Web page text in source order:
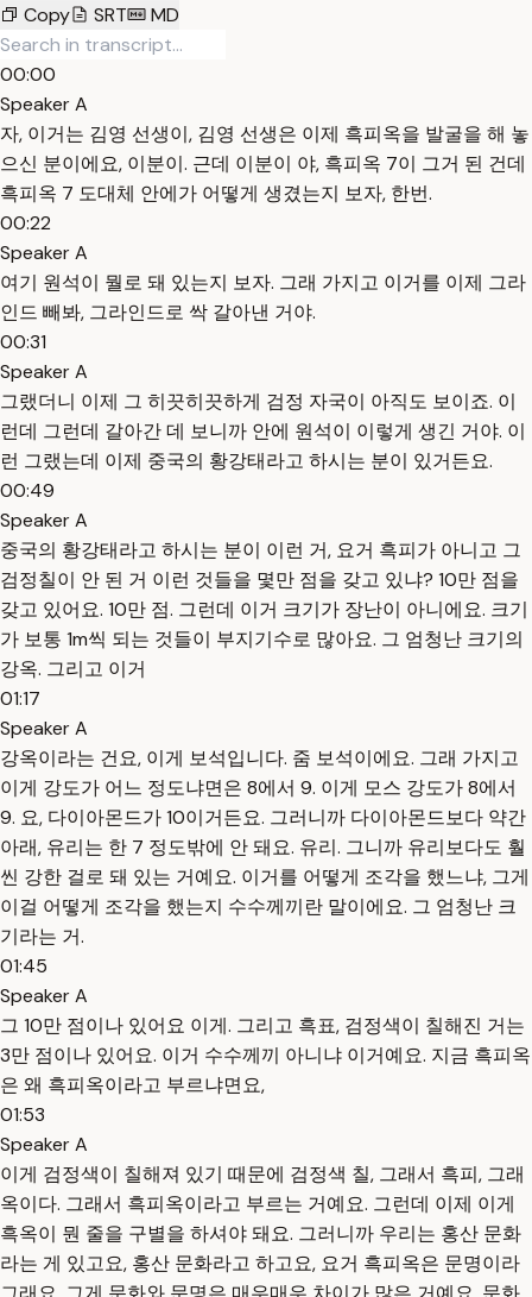
Copy
SRT MD
00:00
Speaker A
자, 이거는 김영 선생이, 김영 선생은 이제 흑피옥을 발굴을 해 놓
으신 분이에요, 이분이. 근데 이분이 야, 흑피옥 7이 그거 된 건데
흑피옥 7 도대체 안에가 어떻게 생겼는지 보자, 한번.
00:22
Speaker A
여기 원석이 뭘로 돼 있는지 보자. 그래 가지고 이거를 이제 그라
인드 빼봐, 그라인드로 싹 갈아낸 거야.
00:31
Speaker A
그랬더니 이제 그 히끗히끗하게 검정 자국이 아직도 보이죠. 이
런데 그런데 갈아간 데 보니까 안에 원석이 이렇게 생긴 거야. 이
런 그랬는데 이제 중국의 황강태라고 하시는 분이 있거든요.
00:49
Speaker A
중국의 황강태라고 하시는 분이 이런 거, 요거 흑피가 아니고 그
검정칠이 안 된 거 이런 것들을 몇만 점을 갖고 있냐? 10만 점을
갖고 있어요. 10만 점. 그런데 이거 크기가 장난이 아니에요. 크기
가 보통 1m씩 되는 것들이 부지기수로 많아요. 그 엄청난 크기의
강옥. 그리고 이거
01:17
Speaker A
강옥이라는 건요, 이게 보석입니다. 줌 보석이에요. 그래 가지고
이게 강도가 어느 정도냐면은 8에서 9. 이게 모스 강도가 8에서
9. 요, 다이아몬드가 10이거든요. 그러니까 다이아몬드보다 약간
아래, 유리는 한 7 정도밖에 안 돼요. 유리. 그니까 유리보다도 훨
씬 강한 걸로 돼 있는 거예요. 이거를 어떻게 조각을 했느냐, 그게
이걸 어떻게 조각을 했는지 수수께끼란 말이에요. 그 엄청난 크
기라는 거.
01:45
Speaker A
그 10만 점이나 있어요 이게. 그리고 흑표, 검정색이 칠해진 거는
3만 점이나 있어요. 이거 수수께끼 아니냐 이거예요. 지금 흑피옥
은 왜 흑피옥이라고 부르냐면요,
01:53
Speaker A
이게 검정색이 칠해져 있기 때문에 검정색 칠, 그래서 흑피, 그래
옥이다. 그래서 흑피옥이라고 부르는 거예요. 그런데 이제 이게
흑옥이 뭔 줄을 구별을 하셔야 돼요. 그러니까 우리는 홍산 문화
라는 게 있고요, 홍산 문화라고 하고요, 요거 흑피옥은 문명이라